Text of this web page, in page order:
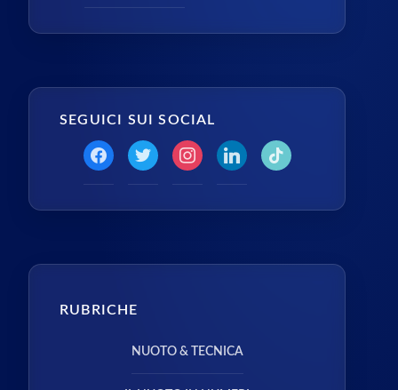
SEGUICI SUI SOCIAL
RUBRICHE
NUOTO & TECNICA